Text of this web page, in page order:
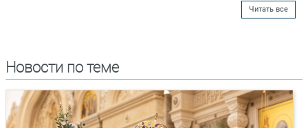
Читать все
Новости по теме